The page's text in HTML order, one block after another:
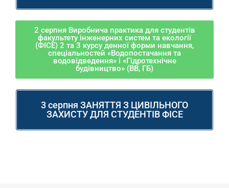
2 серпня Виробнича практика для студентів
факультету інженерних систем та екології
(ФІСЕ) 2 та 3 курсу денної форми навчання,
спеціальностей «Водопостачання та
водовідведення» і «Гідротехнічне
будівництво» (ВВ, ГБ)
3 серпня ЗАНЯТТЯ З ЦИВІЛЬНОГО
ЗАХИСТУ ДЛЯ СТУДЕНТІВ ФІСЕ